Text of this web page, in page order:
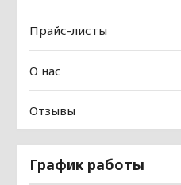
Прайс-листы
О нас
Отзывы
График работы